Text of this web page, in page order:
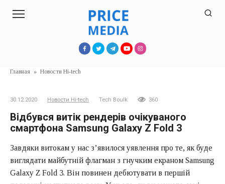
Главная » Новости Hi-tech
30.12.2020 Новости Hi-tech Tech Boulk 360
Відбувся витік рендерів очікуваного
смартфона Samsung Galaxy Z Fold 3
Завдяки витокам у нас з’явилося уявлення про те, як буде
виглядати майбутній флагман з гнучким екраном Samsung
Galaxy Z Fold 3. Він повинен дебютувати в першій